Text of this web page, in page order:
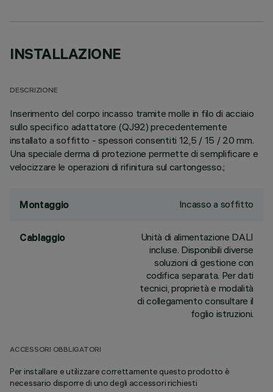
INSTALLAZIONE
DESCRIZIONE
Inserimento del corpo incasso tramite molle in filo di acciaio
sullo specifico adattatore (QJ92) precedentemente
installato a soffitto - spessori consentiti 12,5 / 15 / 20 mm.
Una speciale derma di protezione permette di semplificare e
velocizzare le operazioni di rifinitura sul cartongesso.;
Montaggio Incasso a soffitto
Cablaggio
Unità di alimentazione DALI
incluse. Disponibili diverse
soluzioni di gestione con
codifica separata. Per dati
tecnici, proprietà e modalità
di collegamento consultare il
foglio istruzioni.
ACCESSORI OBBLIGATORI
Per installare e utilizzare correttamente questo prodotto è
necessario disporre di uno degli accessori richiesti